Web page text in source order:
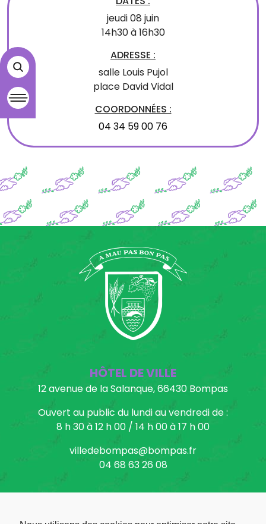
jeudi 08 juin
14h30 à 16h30
ADRESSE :
salle Louis Pujol
place David Vidal
COORDONNÉES :
04 34 59 00 76
HÔTEL DE VILLE
12 avenue de la Salanque, 66430 Bompas
Ouvert au public du lundi au vendredi de :
8 h 30 à 12 h 00 / 14 h 00 à 17 h 00
villedebompas@bompas.fr
04 68 63 26 08